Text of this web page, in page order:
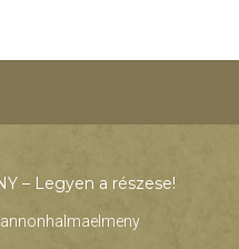
– Legyen a részese!